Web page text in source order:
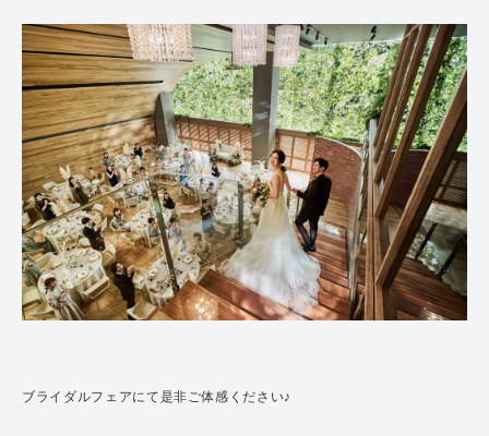
ブライダルフェアにて是非ご体感ください♪